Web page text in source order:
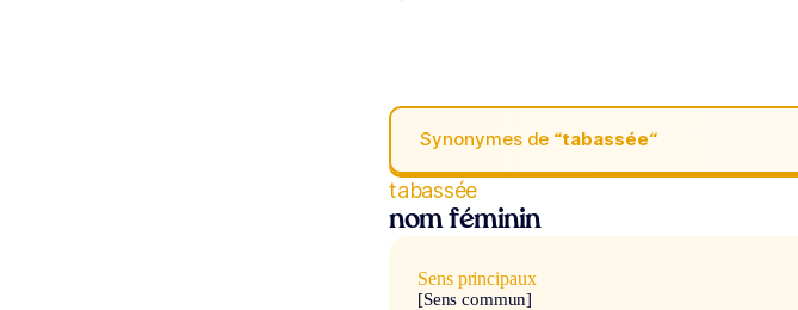
Synonymes de “tabassée“
tabassée
nom féminin
Sens principaux
[Sens commun]